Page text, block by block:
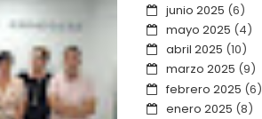
junio 2025 (6)
mayo 2025 (4)
abril 2025 (10)
marzo 2025 (9)
febrero 2025 (6)
enero 2025 (8)